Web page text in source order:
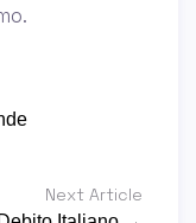
Next Article